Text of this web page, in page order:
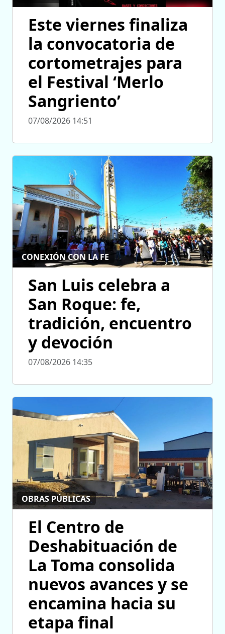
Este viernes finaliza
la convocatoria de
cortometrajes para
el Festival ‘Merlo
Sangriento’
07/08/2026 14:51
CONEXIÓN CON LA FE
San Luis celebra a
San Roque: fe,
tradición, encuentro
y devoción
07/08/2026 14:35
OBRAS PÚBLICAS
El Centro de
Deshabituación de
La Toma consolida
nuevos avances y se
encamina hacia su
etapa final